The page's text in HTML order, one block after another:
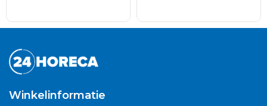
Winkelinformatie